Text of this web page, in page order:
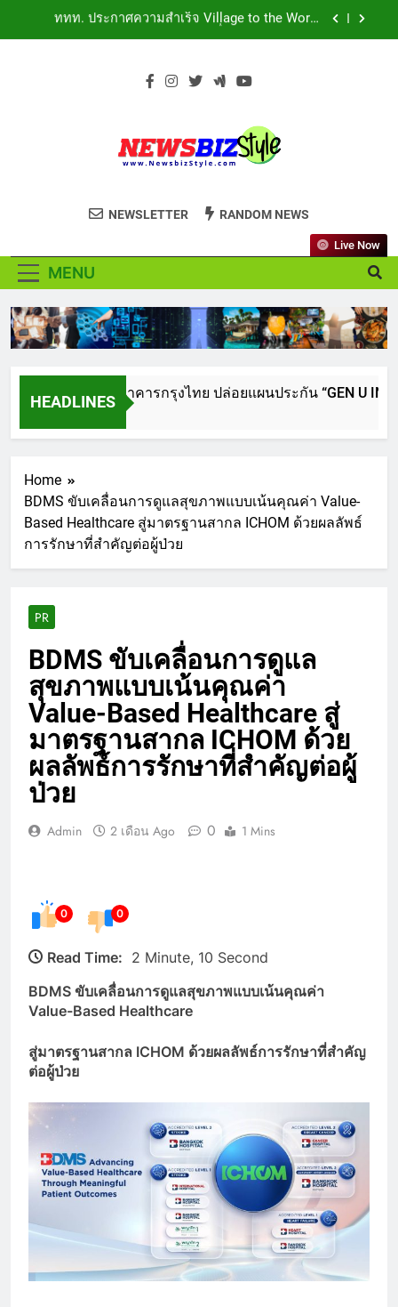
สืบสานพระราชปณิธาน สร้างคุณค่าการท่องเที่ยวไทย
อย่างยั่งยืน
เอาใจสายเรียนนอก! เคพีไอ จับมือ ธนาคารกรุงไทย
ครบรอบ 19ปี จัดงาน “TNI Day 2026” ประกาศความ
เป็นผู้นำด้านสถาบันการศึกษา ที่มุ่งมั่น พร้อมพัฒนา
Residue” เลียขนได้ ปลอดภัย ไร้สารตกค้าง
ททท. ประกาศความสำเร็จ Village to the World
Season 5 ผนึก 9 พันธมิตร ขับเคลื่อน ESG Tourism
สืบสานพระราชปณิธาน สร้างคุณค่าการท่องเที่ยวไทย
คุ้มครองค่ารักษาเจ็บป่วย-อุบัติเหตุสูงสุด 5 ล้าน มีแผน
ประกันเลือกได้ 3-25 เดือน
สถาบันเทคโนโลยีไทย-ญี่ปุ่น (TNI: Thai-Nichi) ฉลอง
เป็นผู้นำด้านสถาบันการศึกษา ที่มุ่งมั่น พร้อมพัฒนา
และปรับปรุงอย่างต่อเนื่อง
PIPPER STANDARD® เปิดตัวแชมพูอาบน้ำ และ โฟม
อาบแห้งสัตว์เลี้ยง ชูนวัตกรรมพลังธรรมชาติ “Zero-
Residue” เลียขนได้ ปลอดภัย ไร้สารตกค้าง
ททท. ประกาศความสำเร็จ Village to the World
Season 5 ผนึก 9 พันธมิตร ขับเคลื่อน ESG Tourism
สืบสานพระราชปณิธาน สร้างคุณค่าการท่องเที่ยวไทย
อย่างยั่งยืน
NEWSBIZSTYLE
Business
NEWSLETTER RANDOM NEWS
MENU
Live Now
HEADLINES
คพีไอ จับมือ ธนาคารกรุงไทย ปล่อยแผนประกัน “GEN U
Home
BDMS ขับเคลื่อนการดูแลสุขภาพแบบเน้นคุณค่า Value-
Based Healthcare สู่มาตรฐานสากล ICHOM ด้วยผลลัพธ์
การรักษาที่สำคัญต่อผู้ป่วย
PR
BDMS ขับเคลื่อนการดูแล
สุขภาพแบบเน้นคุณค่า
Value-Based Healthcare สู่
มาตรฐานสากล ICHOM ด้วย
ผลลัพธ์การรักษาที่สำคัญต่อผู้
ป่วย
Admin 2 เดือน Ago 0 1 Mins
0 0
Read Time: 2 Minute, 10 Second
BDMS ขับเคลื่อนการดูแลสุขภาพแบบเน้นคุณค่า
Value-Based Healthcare
สู่มาตรฐานสากล ICHOM ด้วยผลลัพธ์การรักษาที่สำคัญ
ต่อผู้ป่วย